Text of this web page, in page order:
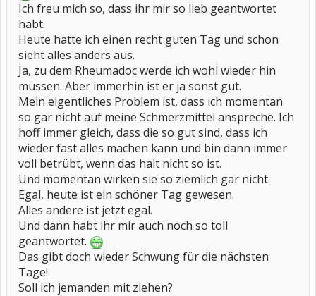
Ich freu mich so, dass ihr mir so lieb geantwortet
habt.
Heute hatte ich einen recht guten Tag und schon
sieht alles anders aus.
Ja, zu dem Rheumadoc werde ich wohl wieder hin
müssen. Aber immerhin ist er ja sonst gut.
Mein eigentliches Problem ist, dass ich momentan
so gar nicht auf meine Schmerzmittel anspreche. Ich
hoff immer gleich, dass die so gut sind, dass ich
wieder fast alles machen kann und bin dann immer
voll betrübt, wenn das halt nicht so ist.
Und momentan wirken sie so ziemlich gar nicht.
Egal, heute ist ein schöner Tag gewesen.
Alles andere ist jetzt egal.
Und dann habt ihr mir auch noch so toll
geantwortet.
Das gibt doch wieder Schwung für die nächsten
Tage!
Soll ich jemanden mit ziehen?